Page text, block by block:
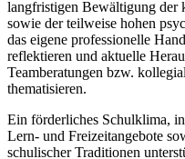
langfristigen Bewältigung der
sowie der teilweise hohen
das eigene professionelle
reflektieren und aktuelle
Teamberatungen bzw.
thematisieren.
Ein förderliches Schulklima,
Lern- und Freizeitangebote
schulischer Traditionen